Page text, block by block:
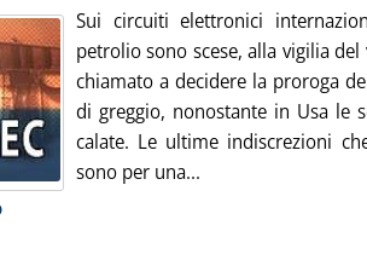
Sui circuiti elettronici
petrolio sono scese, alla vigilia
chiamato a decidere la proroga
di greggio, nonostante in Usa le
calate. Le ultime indiscrezioni
sono per una...
alla notizia